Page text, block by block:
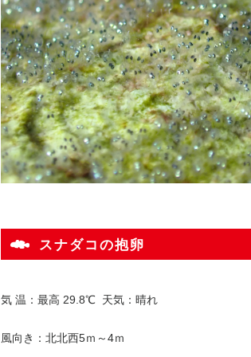
スナダコの抱卵
気 温：最高 29.8℃ 天気：晴れ
風向き：北北西5ｍ～4ｍ